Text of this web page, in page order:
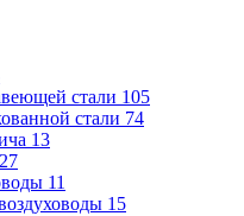
стали 105
стали 74
13
27
11
15